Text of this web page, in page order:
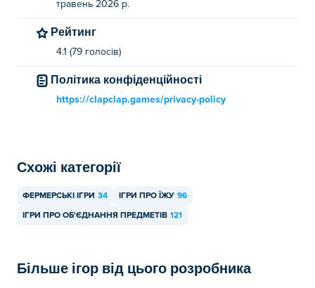
травень 2026 р.
Рейтинг
4.1 (79 голосів)
Політика конфіденційності
https://clapclap.games/privacy-policy
Схожі категорії
ФЕРМЕРСЬКІ ІГРИ 34 ІГРИ ПРО ЇЖУ 96
ІГРИ ПРО ОБ'ЄДНАННЯ ПРЕДМЕТІВ 121
Більше ігор від цього розробника